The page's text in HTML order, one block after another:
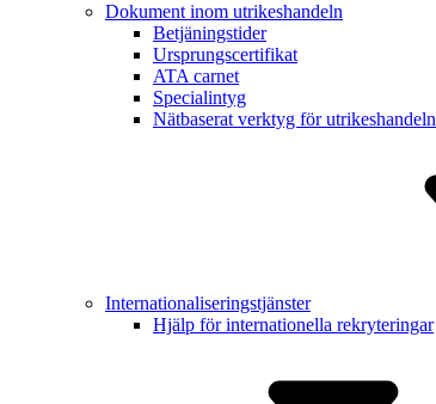
Dokument inom utrikes­handeln
Betjäning­stider
Ursprungs­certifikat
ATA carnet
Specialintyg
Nätbaserat verktyg för utrikes­handeln
Internatio­naliserings­tjänster
Hjälp för inter­nationella rekry­teringar